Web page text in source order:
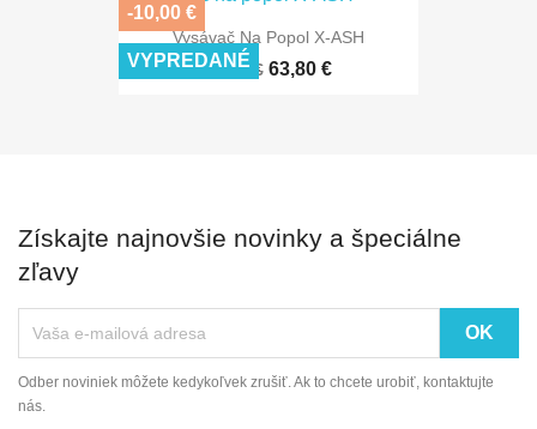
Vysávač Na Popol X-ASH
73,80 € 63,80 €
-10,00 €
VYPREDANÉ
Získajte najnovšie novinky a špeciálne
zľavy
Odber noviniek môžete kedykoľvek zrušiť. Ak to chcete urobiť, kontaktujte
nás.